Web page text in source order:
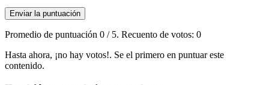
Enviar la puntuación
Promedio de puntuación 0 / 5. Recuento de votos: 0
Hasta ahora, ¡no hay votos!. Se el primero en puntuar este
contenido.